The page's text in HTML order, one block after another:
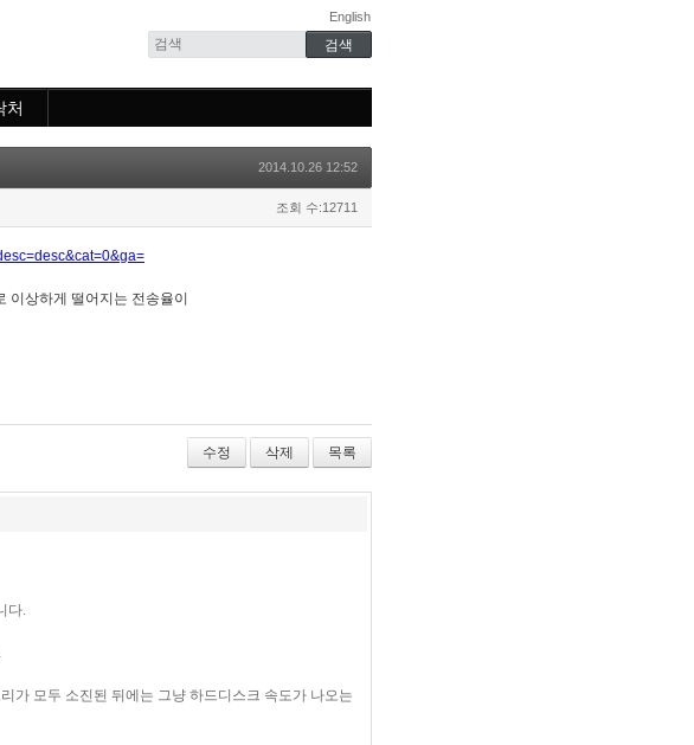
English
처
2014.10.26 12:52
조회 수:12711
이상하게 떨어지는 전송율이
수정 삭제 목록
다.
가 모두 소진된 뒤에는 그냥 하드디스크 속도가 나오는